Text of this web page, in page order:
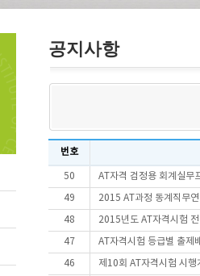
공지사항
번호
50 AT자격 검정용 회계실무
49 2015 AT과정 동계직무
48 2015년도 AT자격시험
47 AT자격시험 등급별 출제
46 제10회 AT자격시험 시행